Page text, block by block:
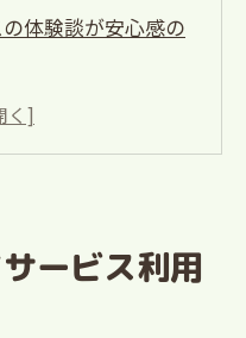
体験談が安心感の
宮市デイサービス
語る西宮市での過
ービス利用